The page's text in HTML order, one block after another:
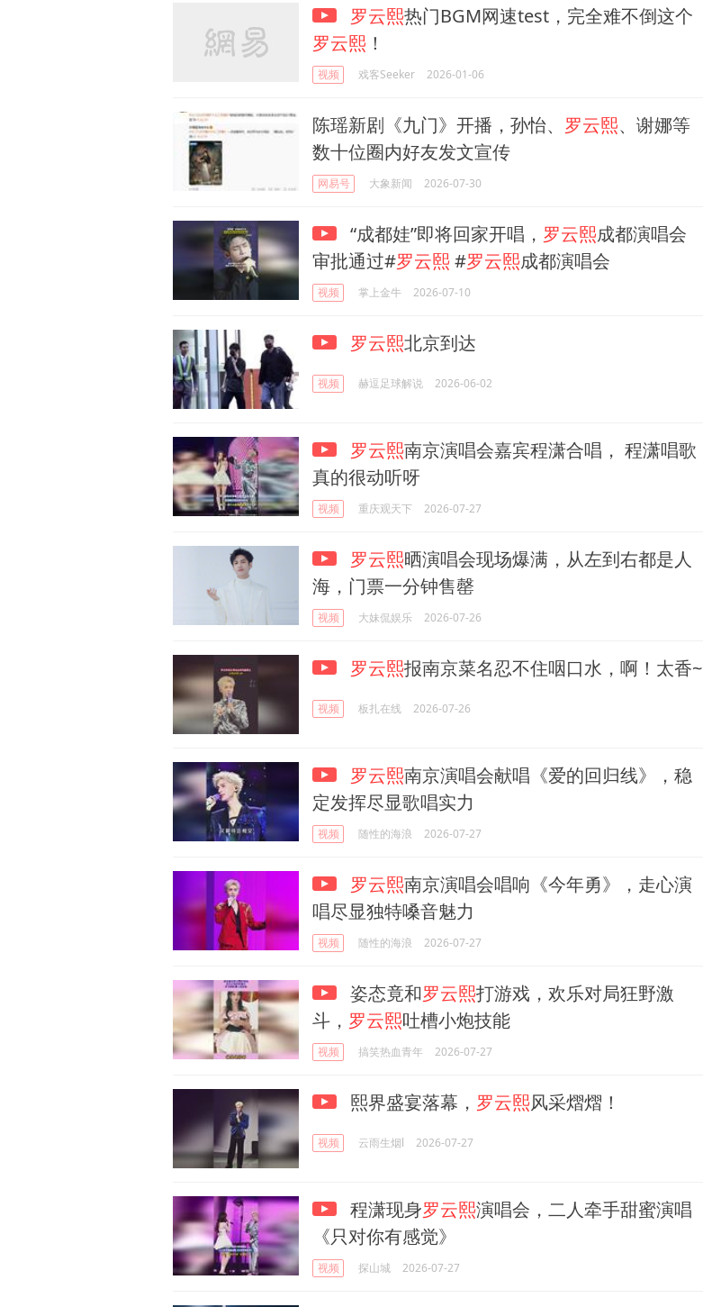
罗云熙热门BGM网速test，完全难不倒这个
罗云熙 ！
视频 戏客Seeker 2026-01-06
陈瑶新剧《九门》开播，孙怡、 罗云熙、谢娜等
数十位圈内好友发文宣传
网易号 大象新闻 2026-07-30
“成都娃”即将回家开唱， 罗云熙成都演唱会
审批通过#罗云熙 #罗云熙成都演唱会
视频 掌上金牛 2026-07-10
罗云熙北京到达
视频 赫逗足球解说 2026-06-02
罗云熙南京演唱会嘉宾程潇合唱， 程潇唱歌
真的很动听呀
视频 重庆观天下 2026-07-27
罗云熙晒演唱会现场爆满，从左到右都是人
海，门票一分钟售罄
视频 大妹侃娱乐 2026-07-26
罗云熙报南京菜名忍不住咽口水，啊！太香~
视频 板扎在线 2026-07-26
罗云熙南京演唱会献唱《爱的回归线》，稳
定发挥尽显歌唱实力
视频 随性的海浪 2026-07-27
罗云熙南京演唱会唱响《今年勇》，走心演
唱尽显独特嗓音魅力
视频 随性的海浪 2026-07-27
姿态竟和罗云熙打游戏，欢乐对局狂野激
斗， 罗云熙吐槽小炮技能
视频 搞笑热血青年 2026-07-27
熙界盛宴落幕， 罗云熙风采熠熠！
视频 云雨生烟l 2026-07-27
程潇现身罗云熙演唱会，二人牵手甜蜜演唱
《只对你有感觉》
视频 探山城 2026-07-27